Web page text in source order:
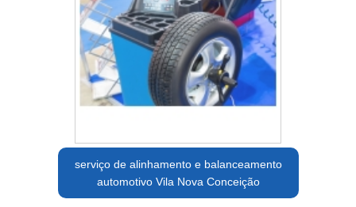
serviço de alinhamento e balanceamento
automotivo Vila Nova Conceição